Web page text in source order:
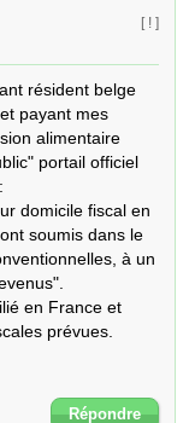
[ ! ]
résident belge
payant mes
alimentaire
portail officiel
domicile fiscal en
soumis dans le
à un
en France et
prévues.
Répondre